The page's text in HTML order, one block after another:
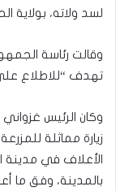
لسد ولاته، بولاية
وقالت رئاسة
تهدف “للاطلاع
وكان الرئيس
زيارة مماثلة
الأعلاف في
بالمدينة، وفق ما